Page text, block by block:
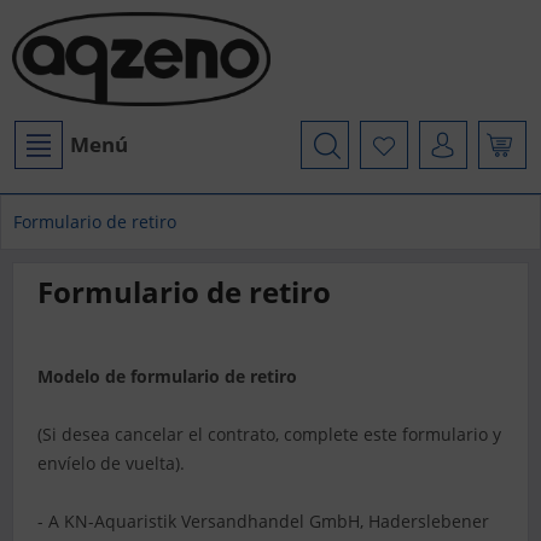
Menú
Formulario de retiro
Formulario de retiro
Modelo de formulario de retiro
(Si desea cancelar el contrato, complete este formulario y
envíelo de vuelta).
- A KN-Aquaristik Versandhandel GmbH, Haderslebener